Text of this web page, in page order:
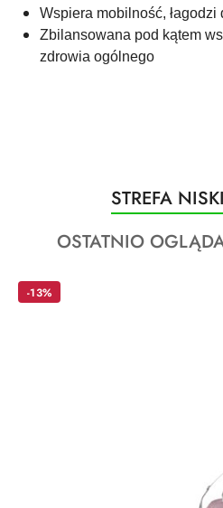
Wspiera mobilność,
Zbilansowana pod kątem
zdrowia ogólnego
Pomiń karuzelęProdukty
o
statusie:
STREFA
Produkty
statusie:
OSTATNIO
-13%